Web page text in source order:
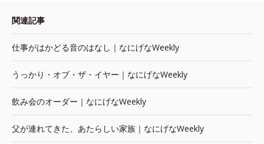
関連記事
仕事がはかどる音のはなし｜なにげなWeekly
うっかり・オブ・ザ・イヤー｜なにげなWeekly
飲み会のオーダー｜なにげなWeekly
父が連れてきた、あたらしい家族｜なにげなWeekly